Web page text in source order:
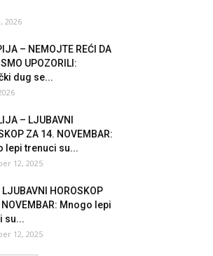
2026
– NEMOJTE REĆI DA
UPOZORILI:
dug se...
– LJUBAVNI
ZA 14. NOVEMBAR:
lepi trenuci su...
12, 2025
LJUBAVNI HOROSKOP
NOVEMBAR: Mnogo lepi
su...
12, 2025